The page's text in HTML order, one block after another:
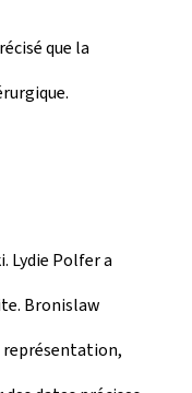
que la
Lydie Polfer a
Bronislaw
représentation,